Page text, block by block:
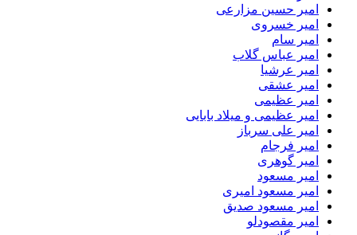
امیر حسین مزارعی
امیر خسروی
امیر سام
امیر عباس گلاب
امیر عرشیا
امیر عشقی
امیر عظیمی
امیر عظیمی و میلاد بابایی
امیر علی سرباز
امیر فرجام
امیر گوهری
امیر مسعود
امیر مسعود امیری
امیر مسعود صدیق
امیر مقصودلو